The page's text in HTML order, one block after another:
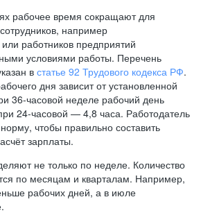
рабочее время сокращают для
например
работников предприятий
условиями работы. Перечень
в статье 92 Трудового кодекса РФ.
дня зависит от установленной
36-часовой неделе рабочий день
24-часовой — 4,8 часа. Работодатель
чтобы правильно составить
зарплаты.
не только по неделе. Количество
по месяцам и кварталам. Например,
рабочих дней, а в июле